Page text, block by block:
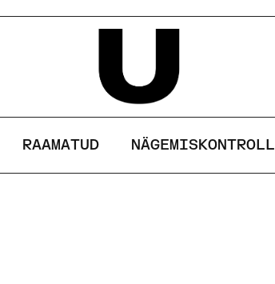
RAAMATUD NÄGEMISKONTROLL
KEELDU